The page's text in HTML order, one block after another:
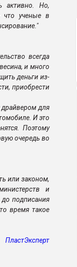
активно. Но,
что ученые в
всегда
и много
деньги из-
приобрести
для
И это
Поэтому
очередь во
или законом,
и
подписания
время такое
ПластЭксперт